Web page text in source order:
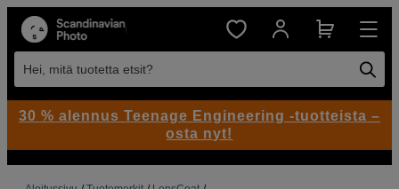
Hei, mitä tuotetta etsit?
30 % alennus Teenage Engineering -tuotteista –
osta nyt!